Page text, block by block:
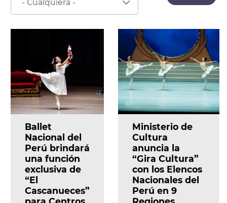
Ballet
Nacional del
Perú brindará
una función
exclusiva de
“El
Cascanueces”
Ministerio de
Cultura
anuncia la
“Gira Cultura”
con los Elencos
Nacionales del
Perú en 9